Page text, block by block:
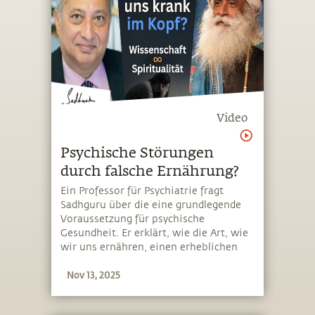
Video
Psychische Störungen
durch falsche Ernährung?
Ein Professor für Psychiatrie fragt
Sadhguru über die eine grundlegende
Voraussetzung für psychische
Gesundheit. Er erklärt, wie die Art, wie
wir uns ernähren, einen erheblichen
Fähigkeiten hat
Nov 13, 2025